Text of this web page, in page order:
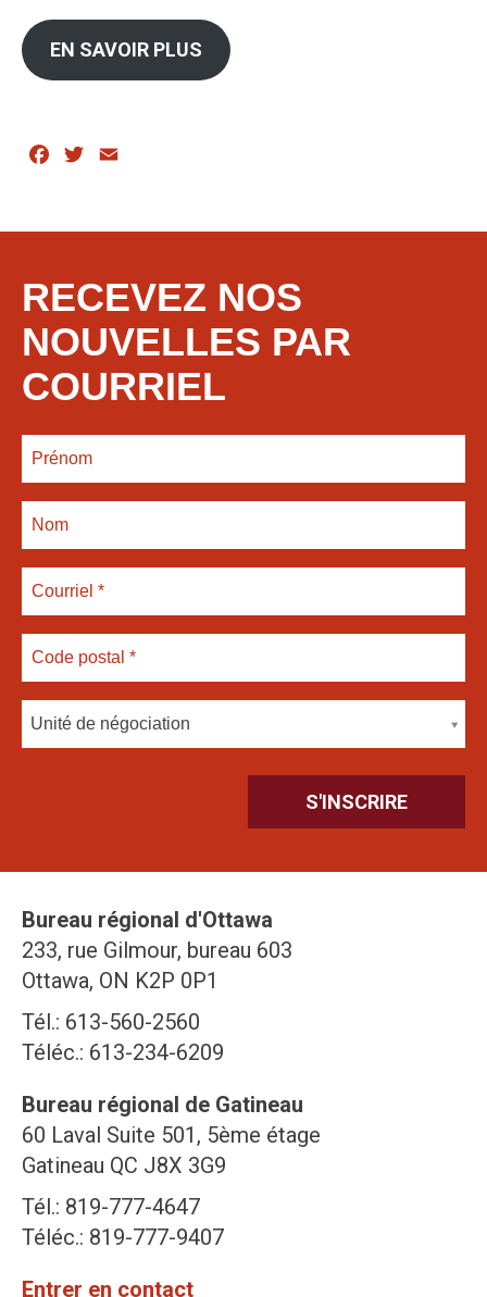
EN SAVOIR PLUS
Facebook
Twitter
RECEVEZ NOS
NOUVELLES PAR
COURRIEL
Unité de négociation
Bureau régional d'Ottawa
233, rue Gilmour, bureau 603
Ottawa, ON K2P 0P1
Tél.: 613-560-2560
Téléc.: 613-234-6209
Bureau régional de Gatineau
60 Laval Suite 501, 5ème étage
Gatineau QC J8X 3G9
Tél.: 819-777-4647
Téléc.: 819-777-9407
Entrer en contact